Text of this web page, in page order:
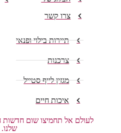
צרו קשר
תיירות בילוי ופנאי
צרכנות
מגזין לייף סטייל
איכות חיים
לעולם אל תחמיצו שום חדשות
שלנו.